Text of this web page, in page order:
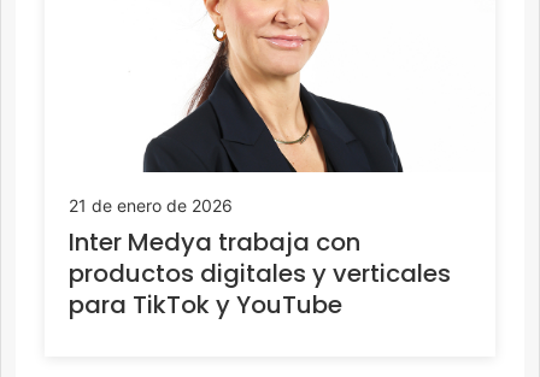
21 de enero de 2026
Inter Medya trabaja con
productos digitales y verticales
para TikTok y YouTube